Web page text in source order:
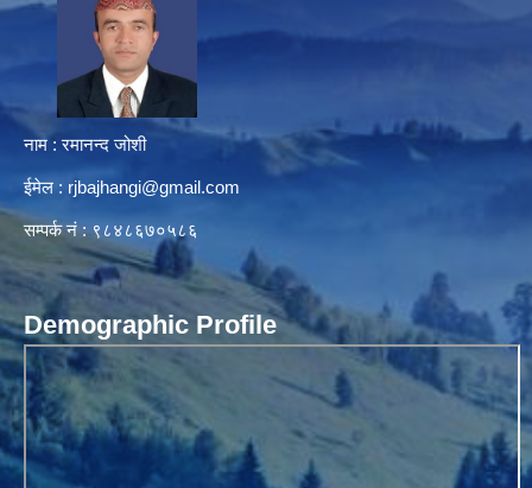
नाम : रमानन्द जोशी
ईमेल : rjbajhangi@gmail.com
सम्पर्क नं : ९८४८६७०५८६
Demographic Profile